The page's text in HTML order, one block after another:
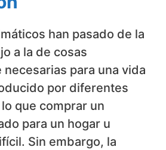
han pasado de la
a la de cosas
para una vida
por diferentes
que comprar un
para un hogar u
Sin embargo, la